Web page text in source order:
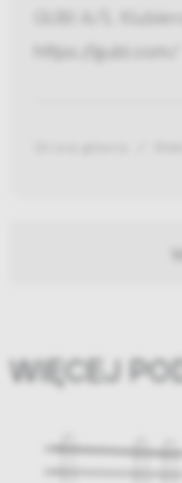
GUBI A/S,
https://gubi.com/
WIĘCEJ